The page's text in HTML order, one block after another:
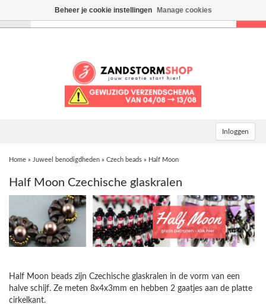
Inloggen
Home » Juweel benodigdheden » Czech beads » Half Moon
Half Moon Czechische glaskralen
Half Moon beads zijn Czechische glaskralen in de vorm van een
halve schijf. Ze meten 8x4x3mm en hebben 2 gaatjes aan de platte
cirkelkant.
Beheer je cookie instellingen Manage cookies